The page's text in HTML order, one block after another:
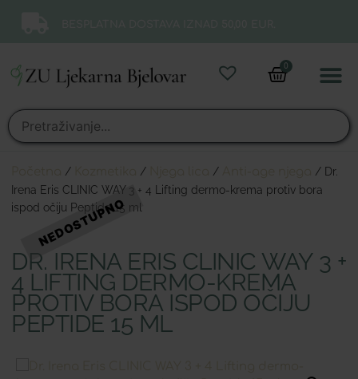
0
/ / /
/ Dr.
Irena Eris CLINIC WAY 3 + 4 Lifting dermo-krema protiv bora
ispod očiju Peptide 15 ml
DR. IRENA ERIS CLINIC WAY 3 +
4 LIFTING DERMO-KREMA
PROTIV BORA ISPOD OČIJU
PEPTIDE 15 ML